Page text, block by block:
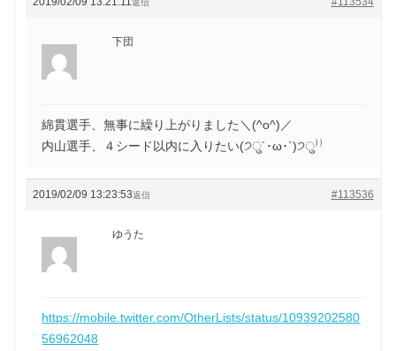
返信
下団
綿貫選手、無事に繰り上がりました＼(^o^)／
内山選手、４シード以内に入りたい(੭ु´･ω･`)੭ु⁾⁾
2019/02/09 13:23:53 #113536
返信
ゆうた
https://mobile.twitter.com/OtherLists/status/10939202580
56962048